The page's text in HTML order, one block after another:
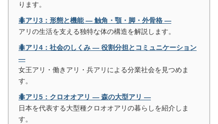
ります。
🐜アリ3：形態と機能 ― 触角・顎・脚・外骨格 ―
アリの生活を支える独特な体の構造を解説します。
🐜アリ4：社会のしくみ ― 役割分担とコミュニケーション
―
女王アリ・働きアリ・兵アリによる分業社会を見つめま
す。
🐜アリ5：クロオオアリ ― 森の大型アリ ―
日本を代表する大型種クロオオアリの暮らしを紹介しま
す。